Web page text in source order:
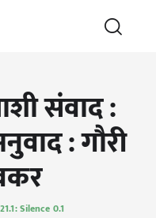
संवाद :
: गौरी
Silence 0.1